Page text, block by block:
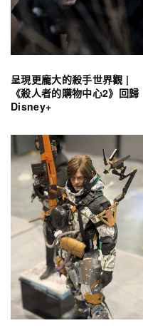
呈現更龐大的殺手世界觀 |
《殺人者的購物中心2》回歸
Disney+